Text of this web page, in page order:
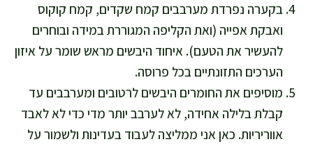
בקערה נפרדת מערבבים קמח שקדים, קמח קוקוס
ואבקת אפייה (ואת הקליפה המגוררת במידה ובוחרים
להעשיר את הטעם). איחוד היבשים מראש שומר על איזון
הערכים התזונתיים בכל פרוסה.
מוסיפים את החומרים היבשים לרטובים ומערבבים עד
קבלת בלילה אחידה, לא לערבב יותר מדי כדי לא לאבד
אווריריות. כאן אני ממליצה לעבוד בעדינות ולשמור על